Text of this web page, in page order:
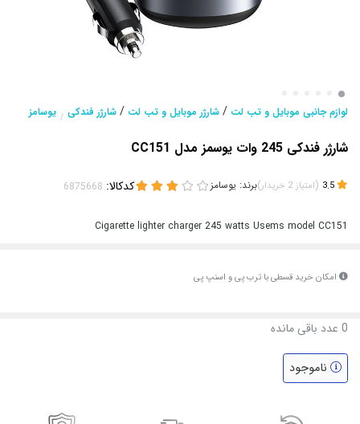
لوازم جانبی موبایل و تب لت / شارژر موبایل و تب لت / شارژر فندکی / یوسامز
شارژر فندکی 245 وات یوسمز مدل CC151
(امتیاز 2 خریدار)برند: یوسامز کدکالا:
Cigarette lighter charger 245 watts Usems model CC151
امکان خرید قسطی با ترب پی و اسنپ پی
0 عدد باقی مانده
ناموجود